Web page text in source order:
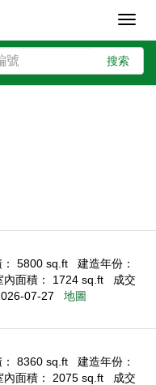
搜索
： 5800 sq.ft
建造年份：
內面積： 1724 sq.ft
成交
07-27
地圖
： 8360 sq.ft
建造年份：
內面積： 2075 sq.ft
成交